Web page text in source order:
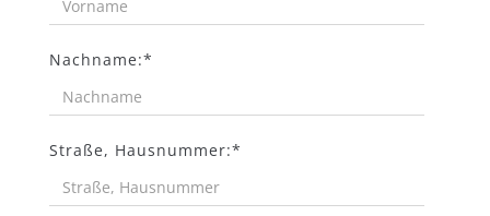
Nachname:*
Straße, Hausnummer:*